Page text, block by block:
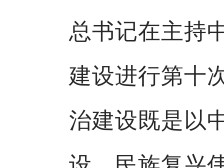
总书记在主持
建设进行第十
治建设既是以